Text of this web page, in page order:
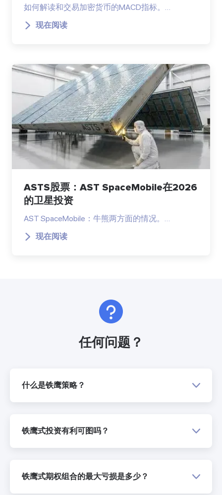
如何解读和交易加密货币的MACD指标。…
现在阅读
ASTS股票：AST SpaceMobile在2026
的卫星投资
AST SpaceMobile：牛熊两方面的情况。…
现在阅读
任何问题？
什么是铁鹰策略？
铁鹰式投资有利可图吗？
铁鹰式期权组合的最大亏损是多少？